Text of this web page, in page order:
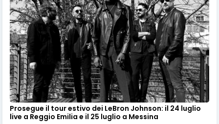
Prosegue il tour estivo dei LeBron Johnson: il 24 luglio
live a Reggio Emilia e il 25 luglio a Messina